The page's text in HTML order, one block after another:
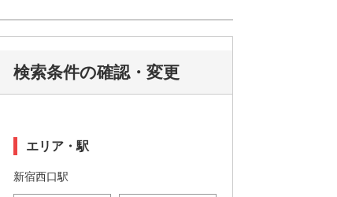
検索条件の確認・変更
エリア・駅
新宿西口駅